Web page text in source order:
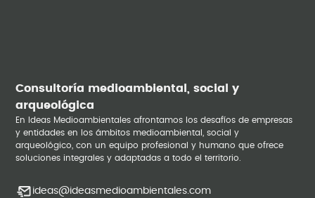
Consultoría medioambiental, social y
arqueológica
En Ideas Medioambientales afrontamos los desafíos de empresas
y entidades en los ámbitos medioambiental, social y
arqueológico, con un equipo profesional y humano que ofrece
soluciones integrales y adaptadas a todo el territorio.
ideas@ideasmedioambientales.com